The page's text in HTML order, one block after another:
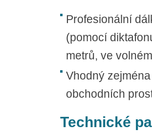
Profesionální
(pomocí
metrů, ve
Vhodný
obchodních
Technické